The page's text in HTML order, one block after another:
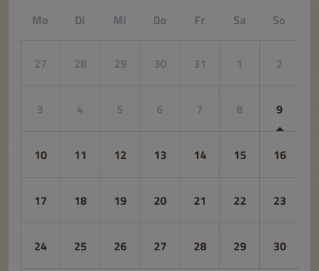
Mo Di Mi Do Fr Sa So
27 28 29 30 31 1 2
3 4 5 6 7 8 9
10 11 12 13 14 15 16
17 18 19 20 21 22 23
24 25 26 27 28 29 30